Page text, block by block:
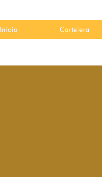
Inicio Cartelera